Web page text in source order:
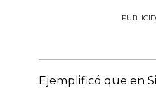
Ejemplificó que en